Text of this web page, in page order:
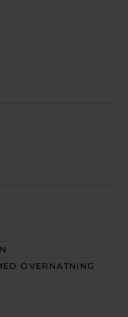
OVERNATNING